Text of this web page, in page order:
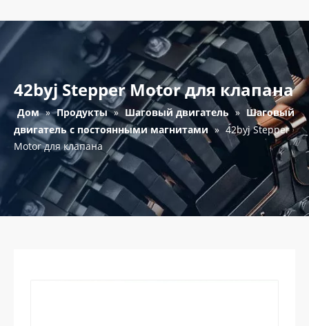
42byj Stepper Motor для клапана
Дом » Продукты » Шаговый двигатель » Шаговый
двигатель с постоянными магнитами » 42byj Stepper
Motor для клапана